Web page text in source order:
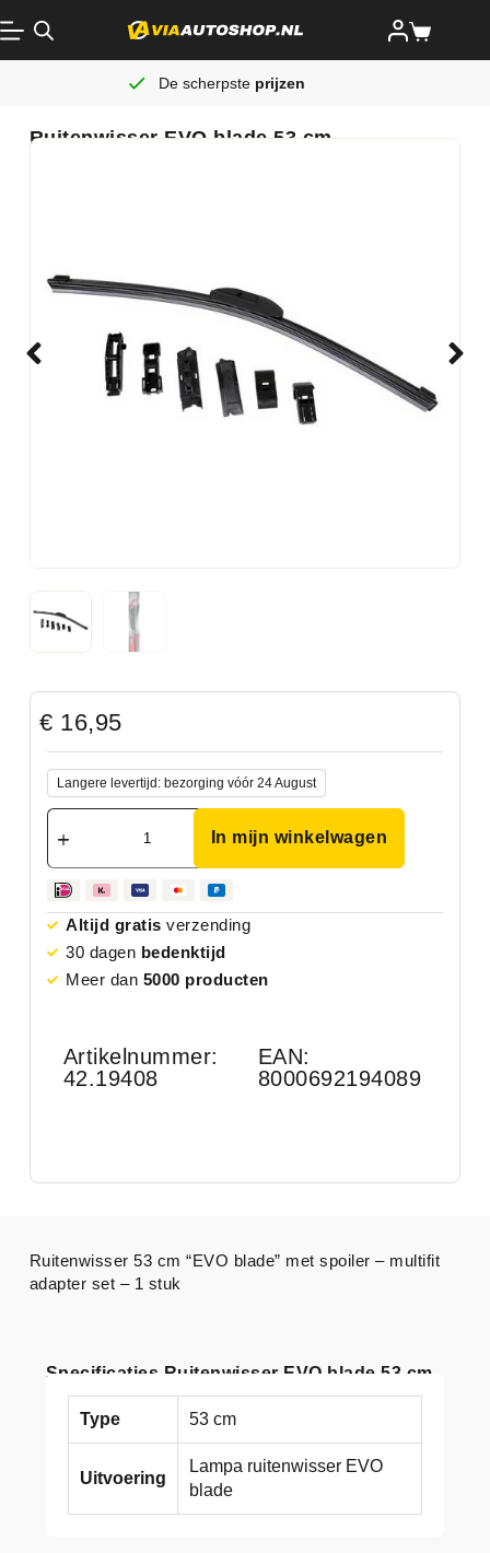
De scherpste prijzen
Ruitenwisser EVO blade 53 cm
€ 16,95
Langere levertijd: bezorging vóór 24 August
In mijn winkelwagen
Altijd gratis verzending
30 dagen bedenktijd
Meer dan 5000 producten
Artikelnummer:
42.19408
EAN:
8000692194089
Specificaties Ruitenwisser EVO blade 53 cm
Type 53 cm
Uitvoering
Lampa ruitenwisser EVO
blade
Ruitenwisser 53 cm “EVO blade” met spoiler – multifit
adapter set – 1 stuk